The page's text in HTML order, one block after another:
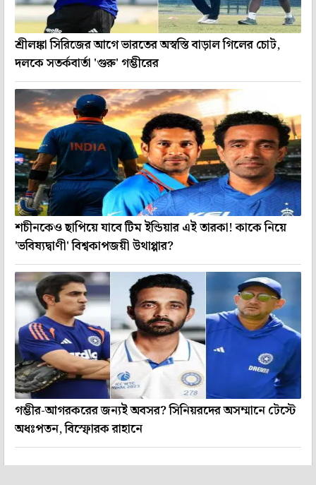
শ্রীলঙ্কা সিরিজের আগে ভারতের অস্বস্তি বাড়াল গিলের চোট,
দলকে সতর্কবার্তা 'গুরু' গম্ভীরের
শচীনকেও ছাপিয়ে যাবে টিম ইন্ডিয়ার এই তারকা! কাকে নিয়ে
'ভবিষ্যদ্বাণী' বিশ্বকাপজয়ী উথাপ্পার?
গম্ভীর-আগরকরের জন্যই অবসর? সিনিয়রদের অসম্মানে টেস্টে
অধঃপতন, বিস্ফোরক রাহানে